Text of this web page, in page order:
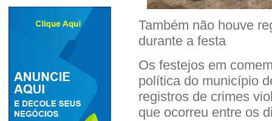
Também não houve
durante a festa
Os festejos em
política do município
registros de crimes
que ocorreu entre os